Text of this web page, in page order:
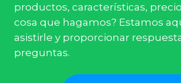
productos, características,
cosa que hagamos? Estamos
asistirle y proporcionar
preguntas.